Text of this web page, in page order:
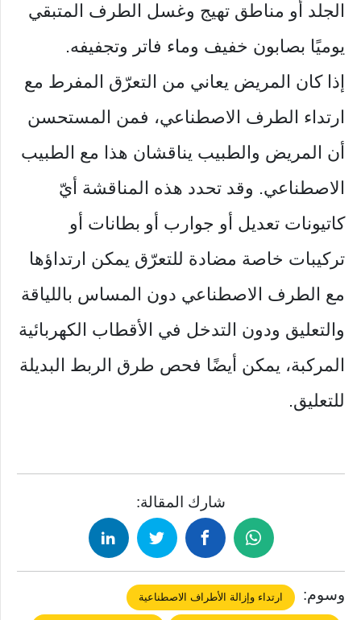
الجلد أو مناطق تهيج وغسل الطرف المتبقي
يوميًا بصابون خفيف وماء فاتر وتجفيفه.
إذا كان المريض يعاني من التعرّق المفرط مع
ارتداء الطرف الاصطناعي، فمن المستحسن
أن المريض والطبيب يناقشان هذا مع الطبيب
الاصطناعي. وقد تحدد هذه المناقشة أيّ
كاتيونات تعديل أو جوارب أو بطانات أو
تركيبات خاصة مضادة للتعرّق يمكن ارتداؤها
مع الطرف الاصطناعي دون المساس باللياقة
والتعليق ودون التدخل في الأقطاب الكهربائية
المركبة، يمكن أيضًا فحص طرق الربط البديلة
للتعليق.
شارك المقالة:
وسوم: ارتداء وإزالة الأطراف الاصطناعية